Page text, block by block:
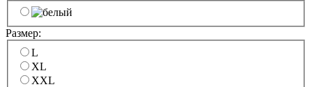
Размер:
L
XL
XXL